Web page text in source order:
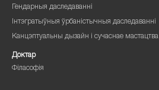
Гендарныя даследаванні
Інтэгратыўныя ўрбаністычныя даследаванні
Канцэптуальны дызайн і сучаснае мастацтва
Доктар
Філасофія